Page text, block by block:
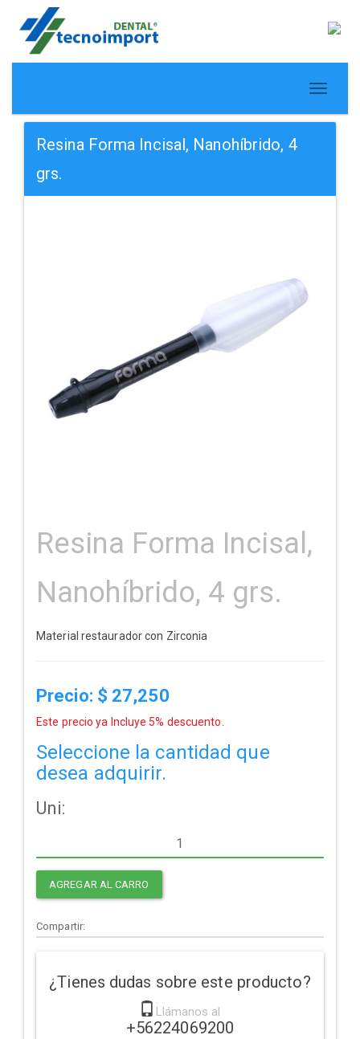
Resina Forma Incisal, Nanohíbrido, 4
grs.
Resina Forma Incisal,
Nanohíbrido, 4 grs.
Material restaurador con Zirconia
Precio: $ 27,250
Este precio ya Incluye 5% descuento.
Seleccione la cantidad que
desea adquirir.
Uni:
AGREGAR AL CARRO
Compartir:
¿Tienes dudas sobre este producto?
Llámanos al
+56224069200